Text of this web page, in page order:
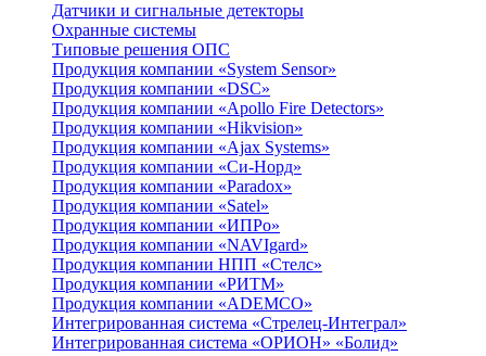
Датчики и сигнальные детекторы
Охранные системы
Типовые решения ОПС
Продукция компании «System Sensor»
Продукция компании «DSC»
Продукция компании «Apollo Fire Detectors»
Продукция компании «Hikvision»
Продукция компании «Ajax Systems»
Продукция компании «Си-Норд»
Продукция компании «Paradox»
Продукция компании «Satel»
Продукция компании «ИПРо»
Продукция компании «NAVIgard»
Продукция компании НПП «Стелс»
Продукция компании «РИТМ»
Продукция компании «ADEMCO»
Интегрированная система «Стрелец-Интеграл»
Интегрированная система «ОРИОН» «Болид»